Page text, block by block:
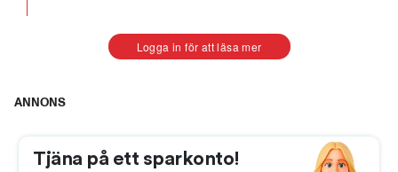
Logga in för att läsa mer
ANNONS